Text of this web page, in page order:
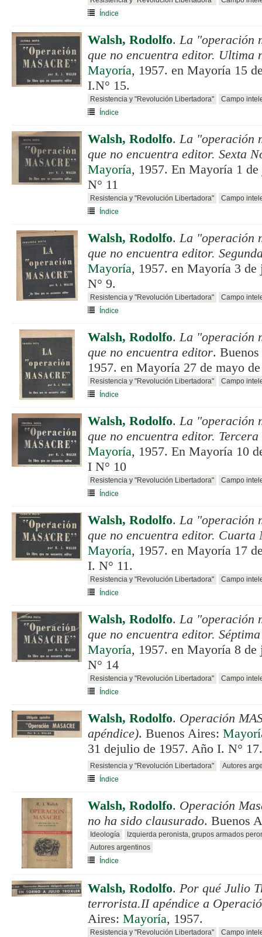
Índice
Walsh, Rodolfo.La "operación
que no encuentra editor. Ultima
Mayoría, 1957. en Mayoría 15
I.N° 15.
Resistencia y "Revolución Libertadora"
Campo
Índice
Walsh, Rodolfo.La "operación
que no encuentra editor. Sexta
Mayoría, 1957. En Mayoría 1
N° 11
Resistencia y "Revolución Libertadora"
Campo
Índice
Walsh, Rodolfo.La "operación
que no encuentra editor.
Mayoría, 1957. en Mayoría 3
N° 9.
Resistencia y "Revolución Libertadora"
Campo
Índice
Walsh, Rodolfo.La "operación
que no encuentra editor.
1957. en Mayoría 27 de mayo
Resistencia y "Revolución Libertadora"
Campo
Índice
Walsh, Rodolfo.La "operación
que no encuentra editor.
Mayoría, 1957. En Mayoría 10
I N° 10
Resistencia y "Revolución Libertadora"
Campo
Índice
Walsh, Rodolfo.La "operación
que no encuentra editor. Cuarta
Mayoría, 1957. en Mayoría 17
I. N° 11.
Resistencia y "Revolución Libertadora"
Campo
Índice
Walsh, Rodolfo.La "operación
que no encuentra editor.
Mayoría, 1957. en Mayoría 8
N° 14
Resistencia y "Revolución Libertadora"
Campo
Índice
Walsh, Rodolfo. Operación
apéndice). Buenos Aires:
31 dejulio de 1957. Año I. N° 17.
Resistencia y "Revolución Libertadora"
Autores
Índice
Walsh, Rodolfo. Operación
no ha sido clausurado. Buenos
Ideología
Izquierda peronista, grupos armados
Autores argentinos
Índice
Walsh, Rodolfo. Por qué Julio
terrorista.II apéndice a
Aires: Mayoría, 1957.
Resistencia y "Revolución Libertadora"
Campo